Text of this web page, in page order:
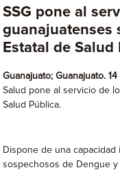
SSG pone al
guanajuatenses
Estatal de Salud
Guanajuato; Guanajuato.
Salud pone al servicio de
Salud Pública.
Dispone de una
sospechosos de Dengue y